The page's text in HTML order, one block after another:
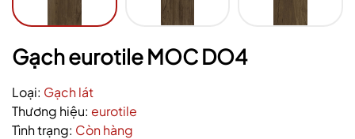
Gạch eurotile MOC DO4
Loại: Gạch lát
Thương hiệu: eurotile
Tình trạng: Còn hàng